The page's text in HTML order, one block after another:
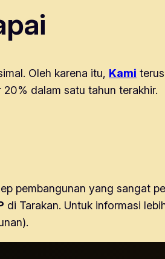
Oleh karena itu, Kami
dalam satu tahun terakhir.
pembangunan yang sangat
di Tarakan. Untuk informasi